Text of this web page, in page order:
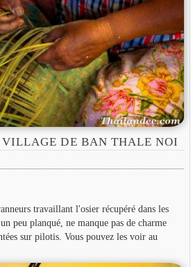
VILLAGE DE BAN THALE NOI
travaillant l'osier récupéré dans les
peu planqué, ne manque pas de charme
sur pilotis. Vous pouvez les voir au